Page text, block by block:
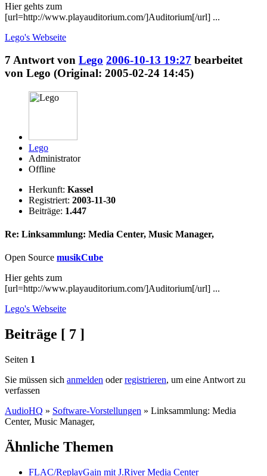
Hier gehts zum
[url=http://www.playauditorium.com/]Auditorium[/url] ...
Lego's Webseite
7 Antwort von Lego 2006-10-13 19:27 bearbeitet
von Lego (Original: 2005-02-24 14:45)
Lego
Administrator
Offline
Herkunft: Kassel
Registriert: 2003-11-30
Beiträge: 1.447
Re: Linksammlung: Media Center, Music Manager,
Open Source musikCube
Hier gehts zum
[url=http://www.playauditorium.com/]Auditorium[/url] ...
Lego's Webseite
Beiträge [ 7 ]
Seiten 1
Sie müssen sich anmelden oderregistrieren, um eine Antwort zu
verfassen
AudioHQ » Software-Vorstellungen » Linksammlung: Media
Center, Music Manager,
Ähnliche Themen
FLAC/ReplayGain mit J.River Media Center